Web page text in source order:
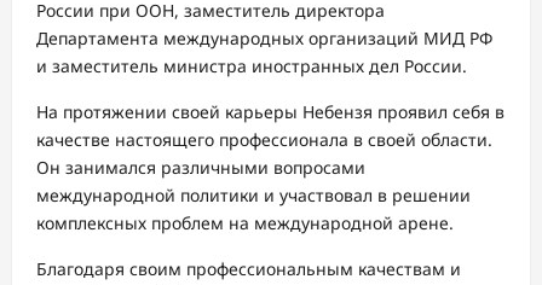
России при ООН, заместитель директора
Департамента международных организаций МИД РФ
и заместитель министра иностранных дел России.
На протяжении своей карьеры Небензя проявил себя в
качестве настоящего профессионала в своей области.
Он занимался различными вопросами
международной политики и участвовал в решении
комплексных проблем на международной арене.
Благодаря своим профессиональным качествам и